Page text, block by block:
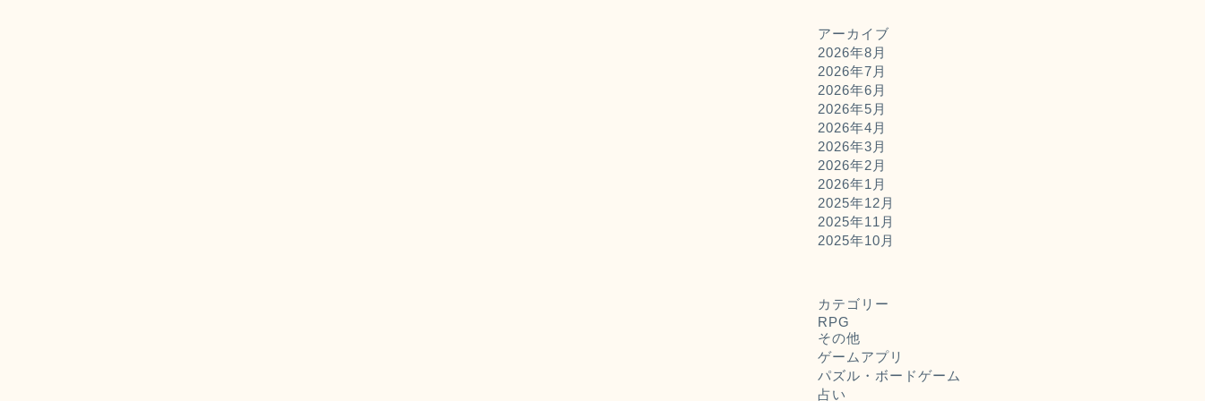
アーカイブ
2026年8月
2026年7月
2026年6月
2026年5月
2026年4月
2026年3月
2026年2月
2026年1月
2025年12月
2025年11月
2025年10月
カテゴリー
RPG
その他
ゲームアプリ
パズル・ボードゲーム
占い